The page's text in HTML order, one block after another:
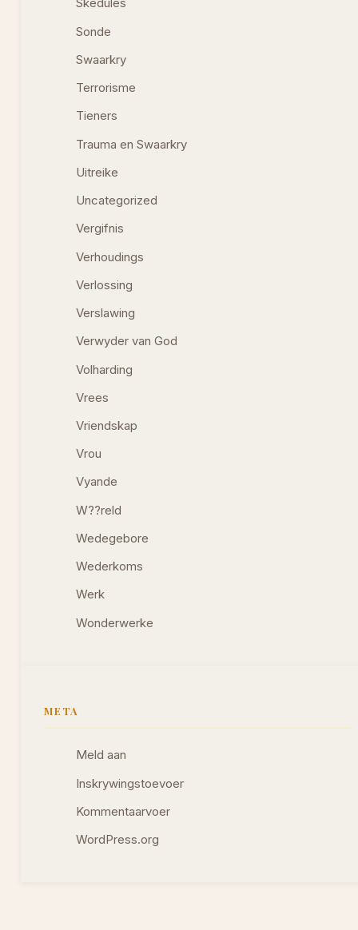
Skedules
Sonde
Swaarkry
Terrorisme
Tieners
Trauma en Swaarkry
Uitreike
Uncategorized
Vergifnis
Verhoudings
Verlossing
Verslawing
Verwyder van God
Volharding
Vrees
Vriendskap
Vrou
Vyande
W??reld
Wedegebore
Wederkoms
Werk
Wonderwerke
META
Meld aan
Inskrywingstoevoer
Kommentaarvoer
WordPress.org